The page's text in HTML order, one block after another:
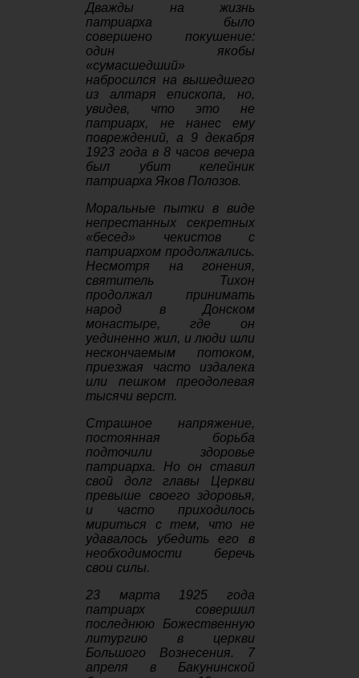
Дважды на жизнь
патриарха было
совершено покушение:
один якобы
«сумасшедший»
набросился на вышедшего
из алтаря епископа, но,
увидев, что это не
патриарх, не нанес ему
повреждений, а 9 декабря
1923 года в 8 часов вечера
был убит келейник
патриарха Яков Полозов.
Моральные пытки в виде
непрестанных секретных
«бесед» чекистов с
патриархом продолжались.
Несмотря на гонения,
святитель Тихон
продолжал принимать
народ в Донском
монастыре, где он
уединенно жил, и люди шли
нескончаемым потоком,
приезжая часто издалека
или пешком преодолевая
тысячи верст.
Страшное напряжение,
постоянная борьба
подточили здоровье
патриарха. Но он ставил
свой долг главы Церкви
превыше своего здоровья,
и часто приходилось
мириться с тем, что не
удавалось убедить его в
необходимости беречь
свои силы.
23 марта 1925 года
патриарх совершил
последнюю Божественную
литургию в церкви
Большого Вознесения. 7
апреля в Бакунинской